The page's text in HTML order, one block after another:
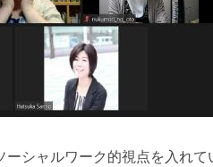
シャルワーク的視点を入れて